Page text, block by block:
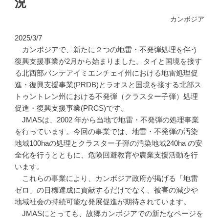
カンボジア
2025/3/7
カンボジアで、新たに２つの地雷・不発弾処理を伴う
復興支援事業が2月から始まりました。タイと国境を接す
る北西部バンテアイミエンチェイ州における地雷処理促
進・復興支援事業(PRDB)とラオスと国境を接する北部ス
トゥントレン州における不発弾（クラスター子弾）処理
促進・復興支援事業(PRCS)です。
JMASは、2002 年から当地で地雷・不発弾の処理事業
を行っています。今回の事業では、地雷・不発弾の汚染
地域100haの処理とクラスター子弾の汚染地域240ha の安
全化を行うとともに、危険回避教育や農業支援活動を行
います。
これらの事業により、カンボジア政府が掲げる「地雷
ゼロ」の目標達成に貢献するだけでなく、被害の減少や
地域社会の持続可能な発展促進が期待されています。
JMASにとっても、故郷カンボジアでの新たなページを